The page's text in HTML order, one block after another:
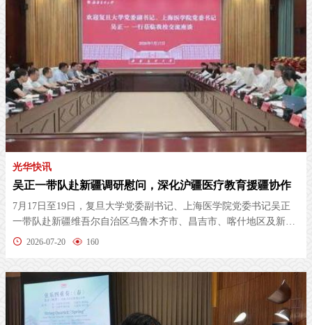
光华快讯
吴正一带队赴新疆调研慰问，深化沪疆医疗教育援疆协作 ​
7月17日至19日，复旦大学党委副书记、上海医学院党委书记吴正
一带队赴新疆维吾尔自治区乌鲁木齐市、昌吉市、喀什地区及新疆
生产建设...
2026-07-20 160